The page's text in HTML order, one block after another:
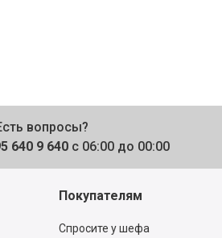
вопросы?
640 9 640 с 06:00 до 00:00
Покупателям
Спросите у шефа